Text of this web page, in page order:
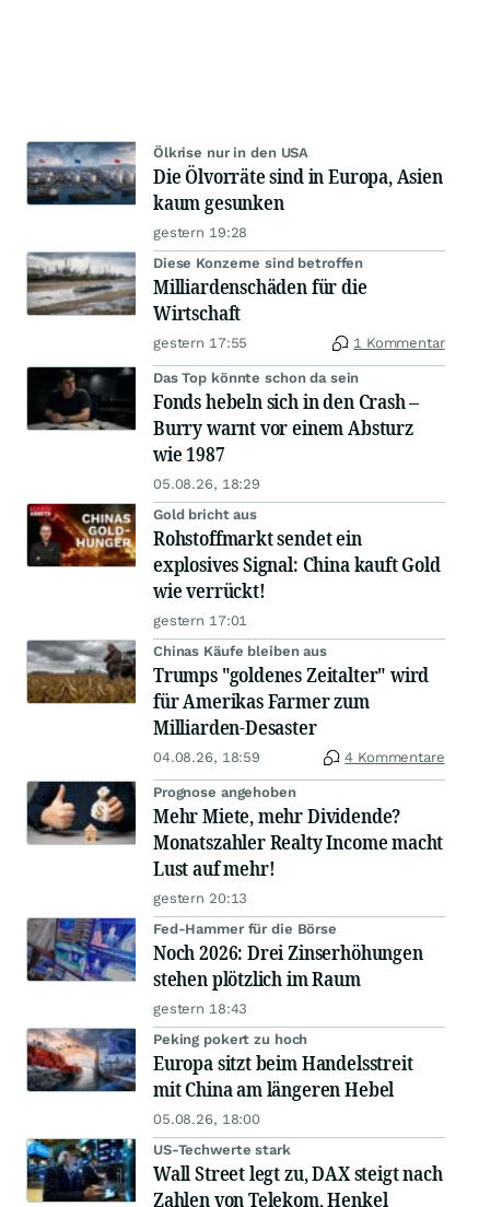
Ölkrise nur in den USA
Die Ölvorräte sind in Europa, Asien
kaum gesunken
gestern 19:28
Diese Konzerne sind betroffen
Milliardenschäden für die
Wirtschaft
gestern 17:55 1 Kommentar
Das Top könnte schon da sein
Fonds hebeln sich in den Crash –
Burry warnt vor einem Absturz
wie 1987
05.08.26, 18:29
Gold bricht aus
Rohstoffmarkt sendet ein
explosives Signal: China kauft Gold
wie verrückt!
gestern 17:01
Chinas Käufe bleiben aus
Trumps "goldenes Zeitalter" wird
für Amerikas Farmer zum
Milliarden-Desaster
04.08.26, 18:59 4 Kommentare
Prognose angehoben
Mehr Miete, mehr Dividende?
Monatszahler Realty Income macht
Lust auf mehr!
gestern 20:13
Fed-Hammer für die Börse
Noch 2026: Drei Zinserhöhungen
stehen plötzlich im Raum
gestern 18:43
Peking pokert zu hoch
Europa sitzt beim Handelsstreit
mit China am längeren Hebel
05.08.26, 18:00
US-Techwerte stark
Wall Street legt zu, DAX steigt nach
Zahlen von Telekom, Henkel